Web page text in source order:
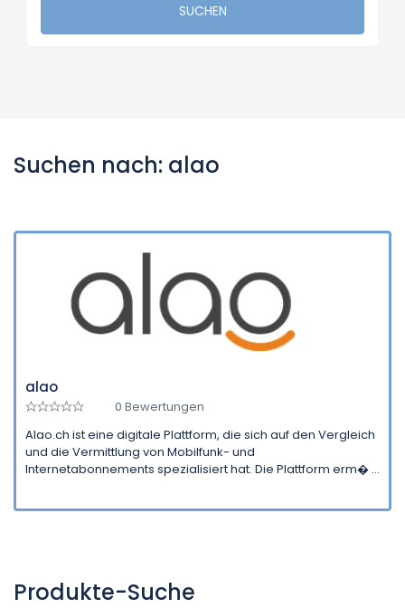
SUCHEN
Suchen nach: alao
alao
0 Bewertungen
Alao.ch ist eine digitale Plattform, die sich auf den Vergleich
und die Vermittlung von Mobilfunk- und
Internetabonnements spezialisiert hat. Die Plattform erm� ...
Produkte-Suche